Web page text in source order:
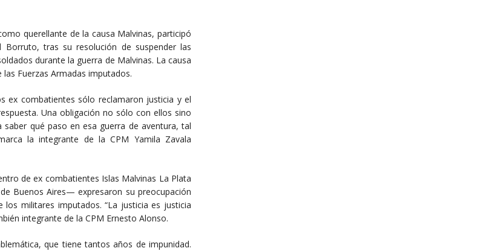
querellante de la causa Malvinas, participó
tras su resolución de suspender las
durante la guerra de Malvinas. La causa
Fuerzas Armadas imputados.
ex combatientes sólo reclamaron justicia y el
Una obligación no sólo con ellos sino
qué paso en esa guerra de aventura, tal
la integrante de la CPM Yamila Zavala
de ex combatientes Islas Malvinas La Plata
Buenos Aires— expresaron su preocupación
militares imputados. “La justicia es justicia
integrante de la CPM Ernesto Alonso.
que tiene tantos años de impunidad.